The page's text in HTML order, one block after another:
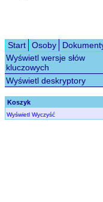
Start Osoby
Wyświetl wersje słów
kluczowych
Wyświetl deskryptory
Koszyk
Wyświetl Wyczyść